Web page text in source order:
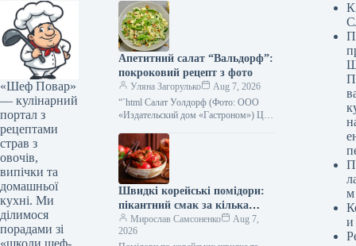
«Шеф Повар»
— кулінарний
портал з
рецептами
страв з
овочів,
випічки та
домашньої
кухні. Ми
ділимося
порадами зі
«школи шеф-
Апетитний салат “Вальдорф”:
покроковий рецепт з фото
Уляна Загорулько
Aug 7, 2026
“`html Салат Уолдорф (Фото: ООО
«Издательский дом «Гастроном») Цей
справжня знахідка для тих, хто цінує
свіжість,…
Швидкі корейські помідори:
пікантний смак за кілька
хвилин, покроковий рецепт з
фото
Мирослав Самсоненко
Aug 7,
2026
м
и